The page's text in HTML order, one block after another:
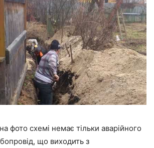
фото схемі немає тільки аварійного
що виходить з